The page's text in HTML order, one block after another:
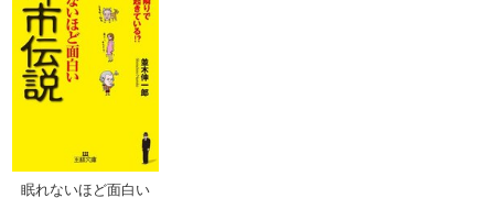
眠れないほど面白い